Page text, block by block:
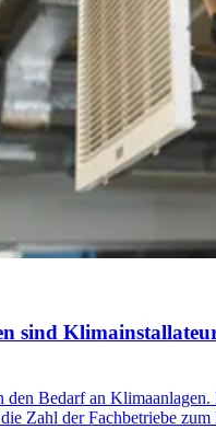
sind
den Bedarf an Klimaanlagen.
Zahl der Fachbetriebe zum